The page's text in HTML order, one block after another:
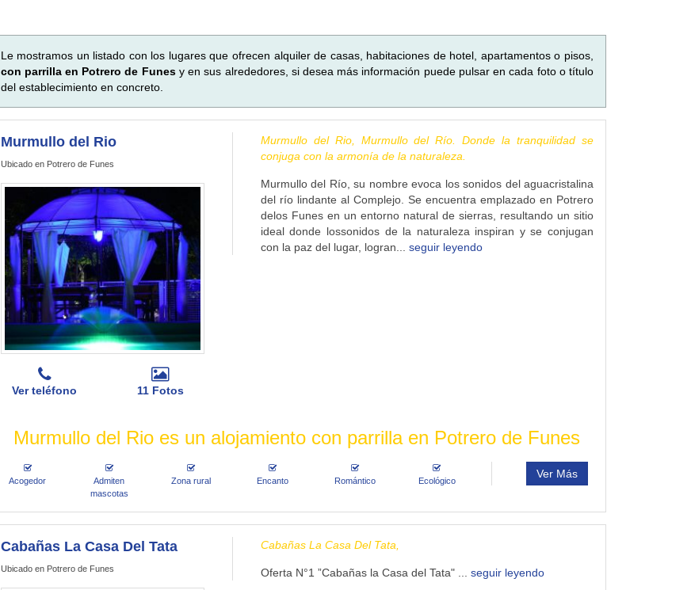
Le mostramos un listado con los lugares que ofrecen alquiler de casas, habitaciones de hotel, apartamentos o pisos,
con parrilla en Potrero de Funesy en sus alrededores, si desea más información puede pulsar en cada foto o título
del establecimiento en concreto.
Murmullo del Rio
Ubicado en Potrero de Funes
Ver teléfono 11 Fotos
Murmullo del Rio, Murmullo del Río. Donde la tranquilidad se
conjuga con la armonía de la naturaleza.
Murmullo del Río, su nombre evoca los sonidos del aguacristalina
del río lindante al Complejo. Se encuentra emplazado en Potrero
delos Funes en un entorno natural de sierras, resultando un sitio
ideal donde lossonidos de la naturaleza inspiran y se conjugan
con la paz del lugar, logran... seguir leyendo
Murmullo del Rio es un alojamiento con parrilla en Potrero de Funes
Acogedor
Admiten
mascotas
Zona rural Encanto Romántico Ecológico
Ver Más
Cabañas La Casa Del Tata
Ubicado en Potrero de Funes
Cabañas La Casa Del Tata,
Oferta N°1 ”Cabañas la Casa del Tata" ... seguir leyendo